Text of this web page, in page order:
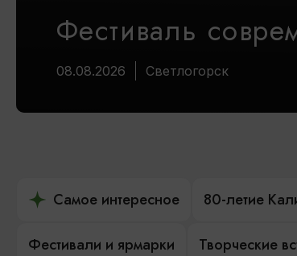
Фестиваль
08.08.2026 Светлогорск
Самое интересное 80-летие
Фестивали и ярмарки Творческие